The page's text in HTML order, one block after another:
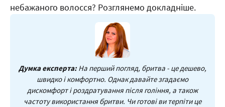
небажаного волосся? Розглянемо докладніше.
Думка експерта: На перший погляд, бритва - це дешево,
швидко і комфортно. Однак давайте згадаємо
дискомфорт і роздратування після гоління, а також
частоту використання бритви. Чи готові ви терпіти це